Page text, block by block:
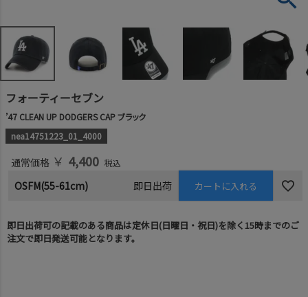
フォーティーセブン
’47 CLEAN UP DODGERS CAP ブラック
nea14751223_01_4000
通常価格 ￥ 4,400 税込
OSFM(55-61cm) 即日出荷 カートに入れる
即日出荷可の記載のある商品は定休日(日曜日・祝日)を除く15時までのご
注文で即日発送可能となります。